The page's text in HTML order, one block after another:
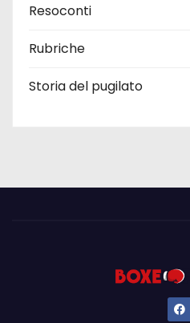
Resoconti
Rubriche
Storia del pugilato